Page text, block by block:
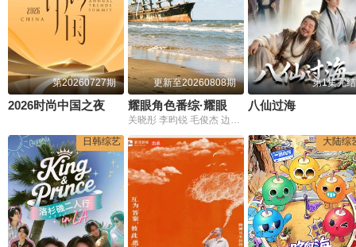
第20260727期
2026时尚中国之夜
更新至20260808期
关晓彤 李昀锐 毛俊杰 边天扬 王翰闻 高秋梓
第1集完结
八仙过海
日韩综艺 大陆综